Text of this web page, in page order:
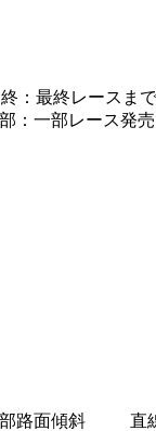
終 ：最終レースまで
部 ：一部レース発売
路面傾斜 直